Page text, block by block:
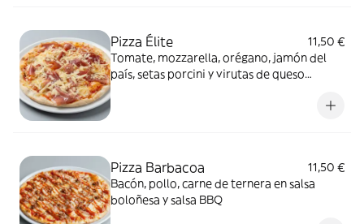
Pizza Élite
11,50 €
Tomate, mozzarella, orégano, jamón del
país, setas porcini y virutas de queso
Pizza Barbacoa
11,50 €
Bacón, pollo, carne de ternera en salsa
boloñesa y salsa BBQ